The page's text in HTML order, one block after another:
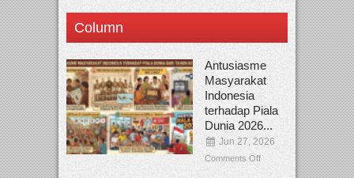
Column
Antusiasme
Masyarakat
Indonesia
terhadap Piala
Dunia 2026...
Jun 27, 2026
Comments Off